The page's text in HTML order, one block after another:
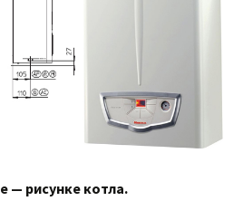
— рисунке котла.